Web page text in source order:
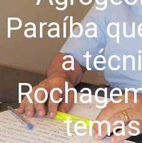
Paraíba
a